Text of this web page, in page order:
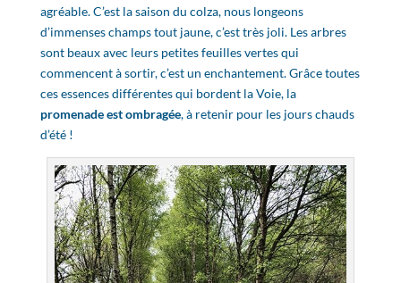
agréable. C’est la saison du colza, nous longeons
d’immenses champs tout jaune, c’est très joli. Les arbres
sont beaux avec leurs petites feuilles vertes qui
commencent à sortir, c’est un enchantement. Grâce toutes
ces essences différentes qui bordent la Voie, la
promenade est ombragée, à retenir pour les jours chauds
d’été !